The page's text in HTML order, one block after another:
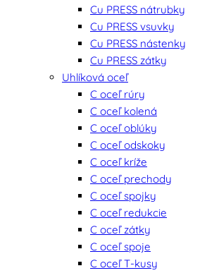
Cu PRESS nátrubky
Cu PRESS vsuvky
Cu PRESS nástenky
Cu PRESS zátky
Uhlíková oceľ
C oceľ rúry
C oceľ kolená
C oceľ oblúky
C oceľ odskoky
C oceľ kríže
C oceľ prechody
C oceľ spojky
C oceľ redukcie
C oceľ zátky
C oceľ spoje
C oceľ T-kusy